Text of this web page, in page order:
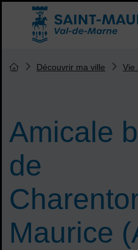
Menu de raccourcis
Accueil ville de Saint-Maurice
Amicale
de
Maurice
Vous êtes ici :
Page d'accueil du site
Découvrir ma ville Vie